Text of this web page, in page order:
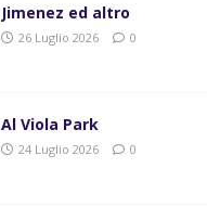
Jimenez ed altro
26 Luglio 2026 0
Al Viola Park
24 Luglio 2026 0